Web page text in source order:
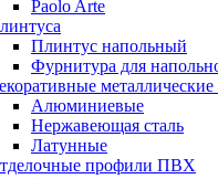
Paolo Arte
Плинтус напольный
Фурнитура для
Алюминиевые
Нержавеющая сталь
Латунные
профили ПВХ